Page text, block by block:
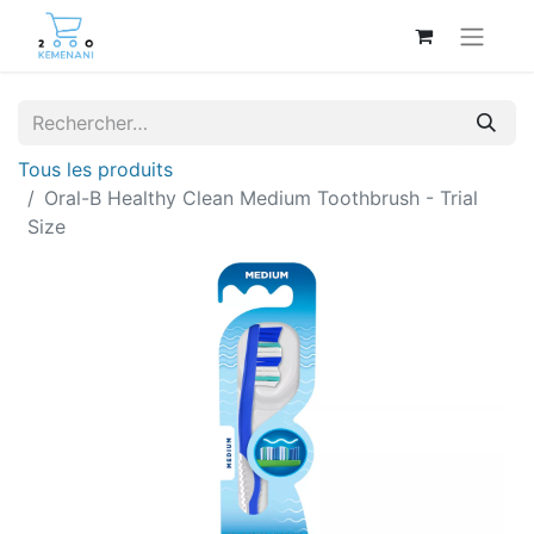
Tous les produits
Oral-B Healthy Clean Medium Toothbrush - Trial
Size